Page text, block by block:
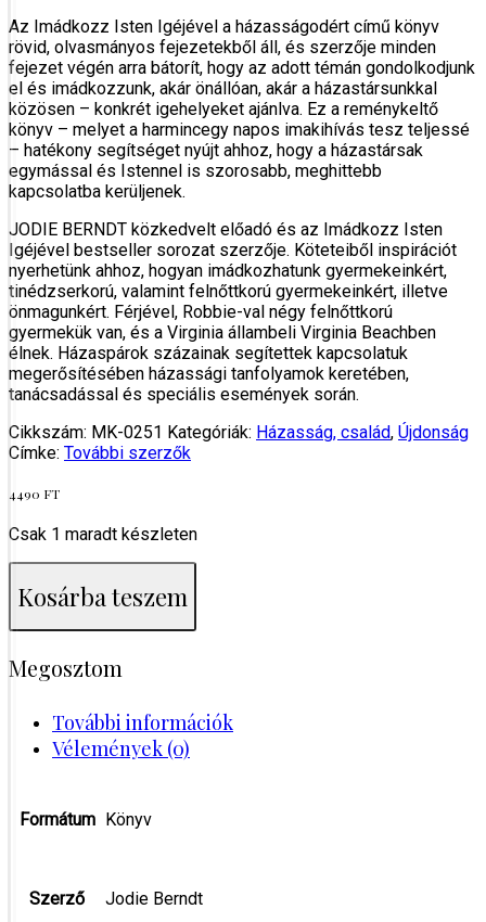
Az Imádkozz Isten Igéjével a házasságodért című könyv
rövid, olvasmányos feje­ze­tek­ből áll, és szerzője minden
fejezet végén arra bátorít, hogy az adott témán gondolkodjunk
el és imádkozzunk, akár önállóan, akár a házastársunkkal
közösen – konkrét igehelyeket ajánlva. Ez a reménykeltő
könyv – melyet a harminc­egy napos imakihívás tesz teljessé
– hatékony segítséget nyújt ahhoz, hogy a házastársak
egymással és Istennel is szorosabb, meghittebb
kapcsolatba kerüljenek.
JODIE BERNDT közkedvelt előadó és az Imádkozz Isten
Igéjével bestseller sorozat szerzője. Köteteiből inspirációt
nyerhetünk ahhoz, hogyan imádkozhatunk gyermekeinkért,
tinédzserkorú, valamint felnőttkorú gyermekeinkért, illetve
önmagunkért. Férjével, Robbie-val négy felnőttkorú
gyermekük van, és a Virginia állambeli Virginia Beach­ben
élnek. Házaspárok százainak segítettek kapcsolatuk
megerősítésében házassági tanfolyamok keretében,
tanácsadással és speciális események során.
Cikkszám: MK-0251 Kategóriák: Házasság, család, Újdonság
Címke: További szerzők
4490 FT
Csak 1 maradt készleten
Jodie
Berndt:
Imádkozz
Isten
a
mennyiség
Kosárba teszem
Megosztom
További információk
Vélemények (0)
Formátum Könyv
Szerző Jodie Berndt